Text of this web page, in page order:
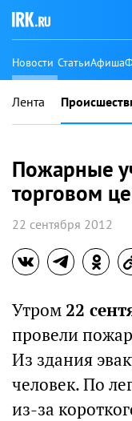
Новости СтатьиАфиша
Лента
Пожарные
торговом
22 сентября 2012
Утром22
провели
Из здания
человек. По
из-за